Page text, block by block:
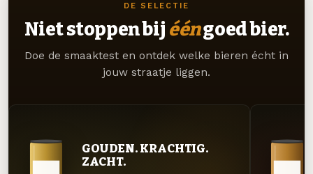
DE SELECTIE
Niet stoppen bij ééngoed bier.
Doe de smaaktest en ontdek welke bieren écht in
jouw straatje liggen.
GOUDEN. KRACHTIG.
ZACHT.